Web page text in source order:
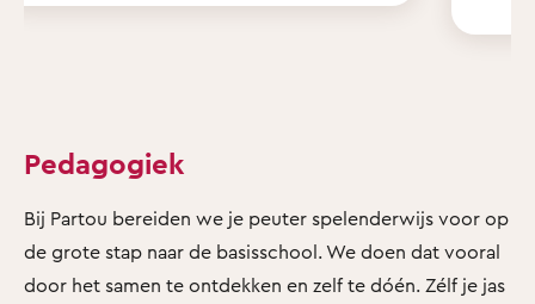
Pedagogiek
Bij Partou bereiden we je peuter spelenderwijs voor op
de grote stap naar de basisschool. We doen dat vooral
door het samen te ontdekken en zelf te dóén. Zélf je jas